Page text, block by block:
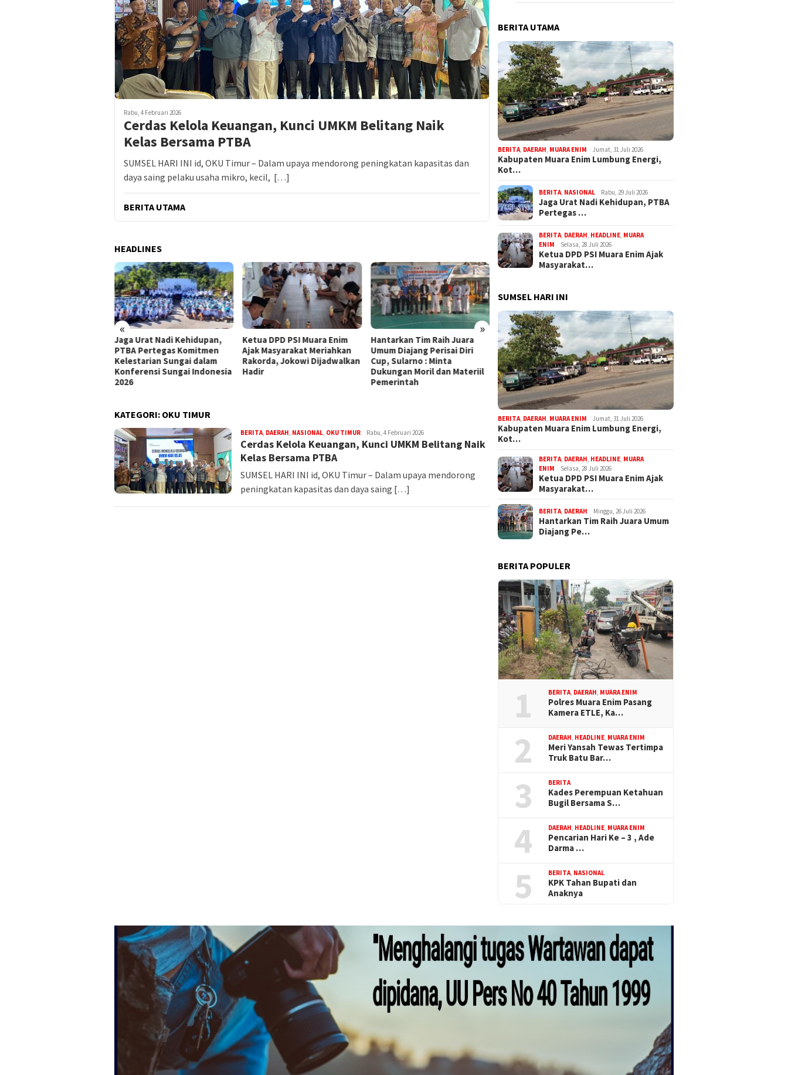
Rabu, 4 Februari 2026
Cerdas Kelola Keuangan, Kunci UMKM Belitang Naik
Kelas Bersama PTBA
SUMSEL HARI INI id, OKU Timur – Dalam upaya mendorong peningkatan kapasitas dan
daya saing pelaku usaha mikro, kecil, […]
BERITA UTAMA
HEADLINES
« »
Jaga Urat Nadi Kehidupan,
PTBA Pertegas Komitmen
Kelestarian Sungai dalam
Konferensi Sungai Indonesia
2026
Ketua DPD PSI Muara Enim
Ajak Masyarakat Meriahkan
Rakorda, Jokowi Dijadwalkan
Hadir
Hantarkan Tim Raih Juara
Umum Diajang Perisai Diri
Cup, Sularno : Minta
Dukungan Moril dan Materiil
Pemerintah
Keren!, Rafif Bilal Lesmana,
Siswa SMK Bukit Asam Ini
Raih Juara Diajang Perisai Diri
Cup
Kabupaten Muara Enim
Lumbung Energi, Kota Yang
Kaya Energi Justru
Kekurangan Energi
KATEGORI: OKU TIMUR
BERITA, DAERAH, NASIONAL, OKU TIMUR shi_admin
Rabu, 4 Februari 2026
Cerdas Kelola Keuangan, Kunci UMKM Belitang Naik
Kelas Bersama PTBA
SUMSEL HARI INI id, OKU Timur – Dalam upaya mendorong
peningkatan kapasitas dan daya saing […]
BERITA UTAMA
BERITA DAERAH MUARA ENIM Jumat, 31 Juli 2026
Kabupaten Muara Enim Lumbung Energi,
Kot…
BERITA NASIONAL Rabu, 29 Juli 2026
Jaga Urat Nadi Kehidupan, PTBA
Pertegas …
BERITA DAERAH HEADLINE MUARA
ENIM
Selasa, 28 Juli 2026
Ketua DPD PSI Muara Enim Ajak
Masyarakat…
SUMSEL HARI INI
BERITA, DAERAH, MUARA ENIM Jumat, 31 Juli 2026
Kabupaten Muara Enim Lumbung Energi,
Kot…
BERITA, DAERAH, HEADLINE, MUARA
ENIM
Selasa, 28 Juli 2026
Ketua DPD PSI Muara Enim Ajak
Masyarakat…
BERITA, DAERAH Minggu, 26 Juli 2026
Hantarkan Tim Raih Juara Umum
Diajang Pe…
BERITA POPULER
1 BERITA, DAERAH, MUARA ENIM
Polres Muara Enim Pasang
Kamera ETLE, Ka…
2 DAERAH, HEADLINE, MUARA ENIM
Meri Yansah Tewas Tertimpa
Truk Batu Bar…
3 BERITA
Kades Perempuan Ketahuan
Bugil Bersama S…
4 DAERAH, HEADLINE, MUARA ENIM
Pencarian Hari Ke – 3 , Ade
Darma …
5 BERITA, NASIONAL
KPK Tahan Bupati dan
Anaknya